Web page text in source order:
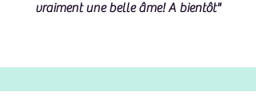
vraiment une belle âme! A bientôt"